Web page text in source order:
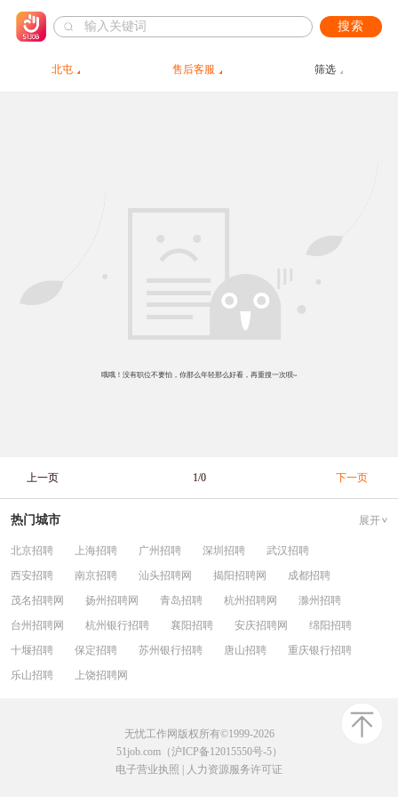
搜索
北屯 售后客服 筛选
哦哦！没有职位不要怕，你那么年轻那么好看，再重搜一次呗~
上一页 1/0 下一页
热门城市 展开
北京招聘 上海招聘 广州招聘 深圳招聘
武汉招聘
西安招聘
南京招聘 汕头招聘网 揭阳招聘网
成都招聘
茂名招聘网
扬州招聘网 青岛招聘 杭州招聘网
滁州招聘
台州招聘网
杭州银行招聘 襄阳招聘 安庆招聘网
绵阳招聘
十堰招聘
保定招聘 苏州银行招聘 唐山招聘
重庆银行招聘
乐山招聘
上饶招聘网
无忧工作网版权所有©1999-2026
51job.com（沪ICP备12015550号-5）
电子营业执照
人力资源服务许可证